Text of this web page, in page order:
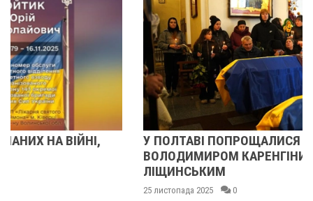
У ПОЛТАВІ ПОПРОЩАЛИСЯ ІЗ ВІЙСЬКОВИМИ
ВОЛОДИМИРОМ КАРЕНГІНИМ ТА ОЛЕГОМ